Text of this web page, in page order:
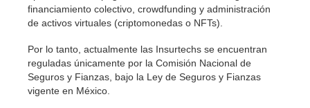
financiamiento colectivo, crowdfunding y administración
de activos virtuales (criptomonedas o NFTs).
Por lo tanto, actualmente las Insurtechs se encuentran
reguladas únicamente por la Comisión Nacional de
Seguros y Fianzas, bajo la Ley de Seguros y Fianzas
vigente en México.